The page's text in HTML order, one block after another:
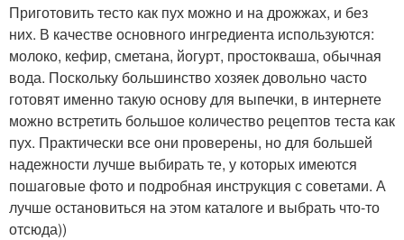
Приготовить тесто как пух можно и на дрожжах, и без
них. В качестве основного ингредиента используются:
молоко, кефир, сметана, йогурт, простокваша, обычная
вода. Поскольку большинство хозяек довольно часто
готовят именно такую основу для выпечки, в интернете
можно встретить большое количество рецептов теста как
пух. Практически все они проверены, но для большей
надежности лучше выбирать те, у которых имеются
пошаговые фото и подробная инструкция с советами. А
лучше остановиться на этом каталоге и выбрать что-то
отсюда))